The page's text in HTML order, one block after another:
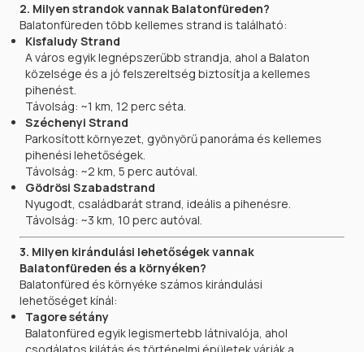
2. Milyen strandok vannak Balatonfüreden?
Balatonfüreden több kellemes strand is található:
Kisfaludy Strand
A város egyik legnépszerűbb strandja, ahol a Balaton
közelsége és a jó felszereltség biztosítja a kellemes
pihenést.
Távolság: ~1 km, 12 perc séta.
Széchenyi Strand
Parkosított környezet, gyönyörű panoráma és kellemes
pihenési lehetőségek.
Távolság: ~2 km, 5 perc autóval.
Gödrösi Szabadstrand
Nyugodt, családbarát strand, ideális a pihenésre.
Távolság: ~3 km, 10 perc autóval.
3. Milyen kirándulási lehetőségek vannak
Balatonfüreden és a környéken?
Balatonfüred és környéke számos kirándulási
lehetőséget kínál:
Tagore sétány
Balatonfüred egyik legismertebb látnivalója, ahol